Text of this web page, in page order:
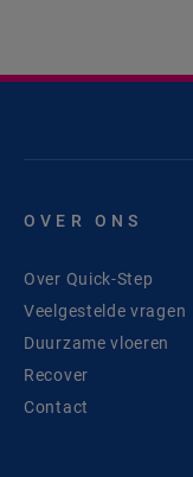
OVER ONS
Over Quick-Step
Veelgestelde vragen
Duurzame vloeren
Recover
Contact